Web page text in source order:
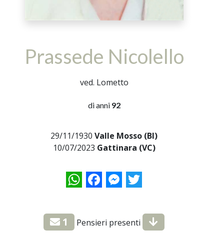
Prassede Nicolello
ved. Lometto
di anni 92
29/11/1930 Valle Mosso (BI)
10/07/2023 Gattinara (VC)
WhatsAppFacebookMessenger
Twitter
1 Pensieri presenti